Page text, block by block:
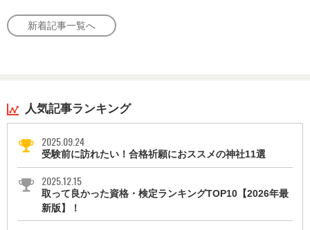
新着記事一覧へ
人気記事ランキング
2025.09.24
受験前に訪れたい！合格祈願におススメの神社11選
2025.12.15
取って良かった資格・検定ランキングTOP10【2026年最
新版】！